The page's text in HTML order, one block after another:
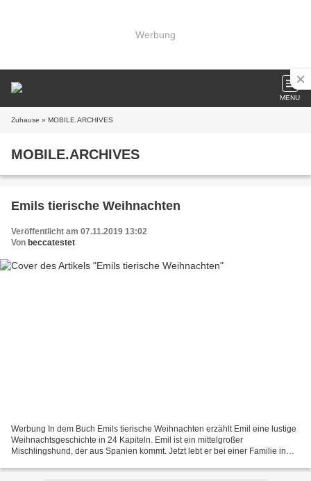
Werbung
MENU
Zuhause » MOBILE.ARCHIVES
MOBILE.ARCHIVES
Emils tierische Weihnachten
Veröffentlicht am 07.11.2019 13:02
Von beccatestet
Werbung In dem Buch Emils tierische Weihnachten erzählt Emil eine lustige
Weihnachtsgeschichte in 24 Kapiteln. Emil ist ein mittelgroßer
Mischlingshund, der aus Spanien kommt. Jetzt lebt er bei einer Familie in